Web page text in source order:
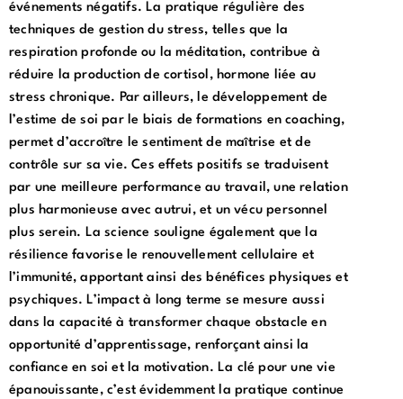
événements négatifs. La pratique régulière des
techniques de gestion du stress, telles que la
respiration profonde ou la méditation, contribue à
réduire la production de cortisol, hormone liée au
stress chronique. Par ailleurs, le développement de
l’estime de soi par le biais de formations en coaching,
permet d’accroître le sentiment de maîtrise et de
contrôle sur sa vie. Ces effets positifs se traduisent
par une meilleure performance au travail, une relation
plus harmonieuse avec autrui, et un vécu personnel
plus serein. La science souligne également que la
résilience favorise le renouvellement cellulaire et
l’immunité, apportant ainsi des bénéfices physiques et
psychiques. L’impact à long terme se mesure aussi
dans la capacité à transformer chaque obstacle en
opportunité d’apprentissage, renforçant ainsi la
confiance en soi et la motivation. La clé pour une vie
épanouissante, c’est évidemment la pratique continue